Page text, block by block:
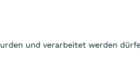
und verarbeitet werden